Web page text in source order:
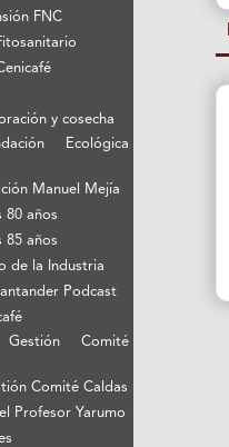
FNC
y cosecha
Ecológica
Manuel Mejía
80 años
85 años
de la Industria
Podcast
Comité
Comité Caldas
Profesor Yarumo